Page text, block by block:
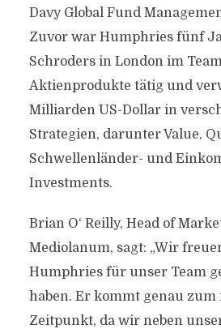
Davy Global Fund
Zuvor war Humphries fünf
Schroders in London im
Aktienprodukte tätig und
Milliarden US-Dollar in
Strategien, darunter Value,
Schwellenländer- und
Investments.
Brian O‘ Reilly, Head of
Mediolanum, sagt: „Wir
Humphries für unser Team
haben. Er kommt genau
Zeitpunkt, da wir neben